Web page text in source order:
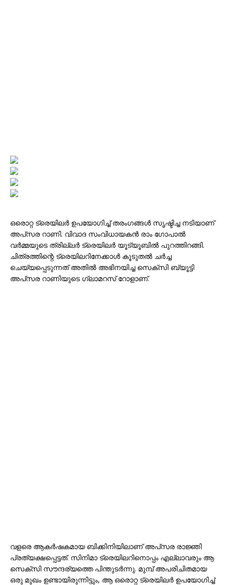
ഒരൊറ്റ ട്രെയിലർ ഉപയോഗിച്ച് തരംഗങ്ങൾ സൃഷ്ടിച്ച നടിയാണ്
അപ്‌സര റാണി. വിവാദ സംവിധായകൻ രാം ഗോപാൽ
വർമ്മയുടെ ത്രില്ലർ ട്രെയിലർ യൂട്യൂബിൽ പുറത്തിറങ്ങി.
ചിത്രത്തിന്റെ ട്രെയിലറിനേക്കാൾ കൂടുതൽ ചർച്ച
ചെയ്യപ്പെടുന്നത് അതിൽ അഭിനയിച്ച സെക്സി ബ്യൂട്ടി
അപ്‌സര റാണിയുടെ ഗ്ലാമറസ് റോളാണ്.
വളരെ ആകർഷകമായ ബിക്കിനിയിലാണ് അപ്‌സര രാജ്ഞി
പ്രത്യക്ഷപ്പെട്ടത്. സിനിമാ ട്രെയിലറിനൊപ്പം എല്ലാവരും ആ
സെക്സി സൗന്ദര്യത്തെ പിന്തുടർന്നു. മുമ്പ് അപരിചിതമായ
ഒരു മുഖം ഉണ്ടായിരുന്നിട്ടും, ആ ഒരൊറ്റ ട്രെയിലർ ഉപയോഗിച്ച്